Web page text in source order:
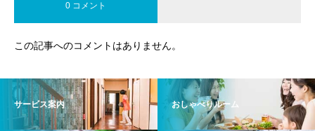
0 コメント
この記事へのコメントはありません。
サービス案内 おしゃべりルーム